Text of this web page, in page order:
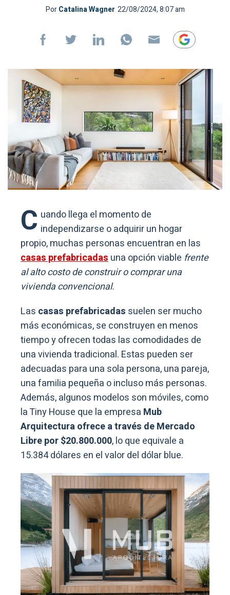
PorCatalina Wagner 22/08/2024, 8:07 am
C uando llega el momento de
independizarse o adquirir un hogar
propio, muchas personas encuentran en las
casas prefabricadasuna opción viable frente
al alto costo de construir o comprar una
vivienda convencional.
Las casas prefabricadas suelen ser mucho
más económicas, se construyen en menos
tiempo y ofrecen todas las comodidades de
una vivienda tradicional. Estas pueden ser
adecuadas para una sola persona, una pareja,
una familia pequeña o incluso más personas.
Además, algunos modelos son móviles, como
la Tiny House que la empresa Mub
Arquitectura ofrece a través de Mercado
Libre por $20.800.000, lo que equivale a
15.384 dólares en el valor del dólar blue.